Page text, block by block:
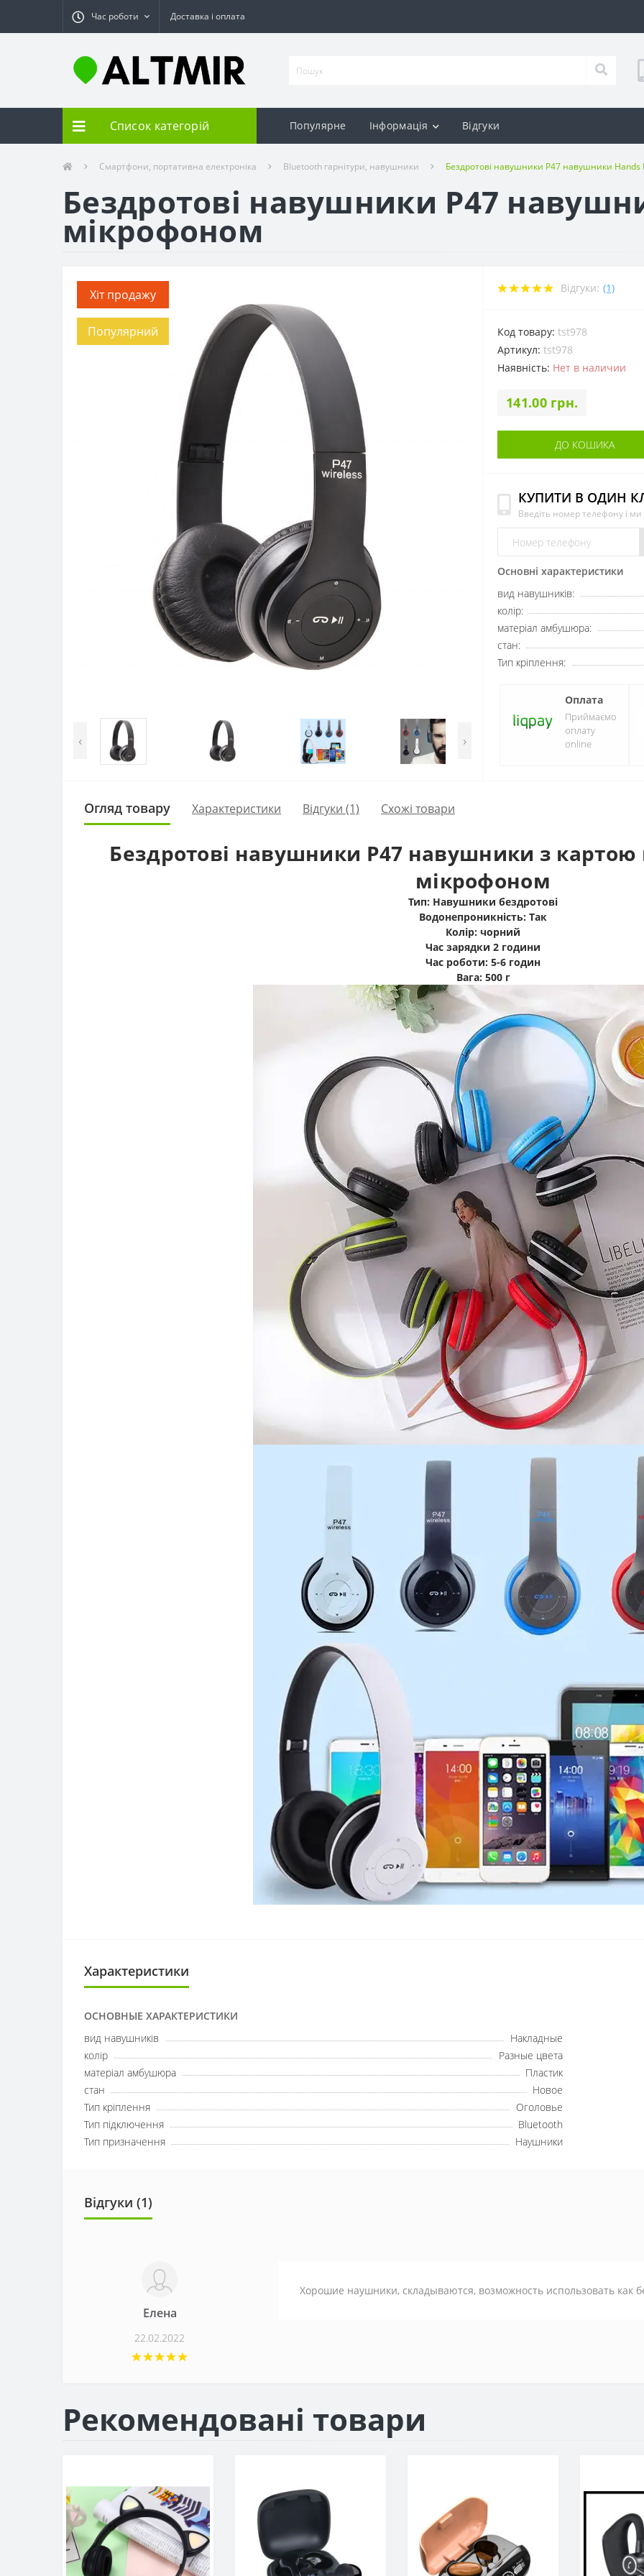
Час роботи Доставка і оплата
Список категорій Популярне Інформація Відгуки
Смартфони, портативна електроніка Bluetooth гарнітури, навушники Бездротові навушники P47 навушники Hands
Бездротові навушники P47
мікрофоном
Хіт продажу
Популярний
‹ ›
Відгуки: (1)
Код товару: tst978
Артикул: tst978
Наявність: Нет в наличии
141.00 грн.
ДО КОШИКА
КУПИТИ В ОДИН
Введіть номер телефону і
Основні характеристики
вид навушників:
колір:
матеріал амбушюра:
стан:
Тип кріплення:
Оплата
Приймаємо
оплату
online
Огляд товару Характеристики Відгуки (1) Схожі товари
Бездротові навушники P47 навушники з картою
мікрофоном
Тип: Навушники бездротові
Водонепроникність: Так
Колір: чорний
Час зарядки 2 години
Час роботи: 5-6 годин
Вага: 500 г
Характеристики
ОСНОВНЫЕ ХАРАКТЕРИСТИКИ
вид навушників
Накладные
колір
Разные цвета
матеріал амбушюра
Пластик
стан
Новое
Тип кріплення
Оголовье
Тип підключення
Bluetooth
Тип призначення
Наушники
Відгуки (1)
Елена
22.02.2022
Хорошие наушники, складываются, возможность использовать как
Рекомендовані товари